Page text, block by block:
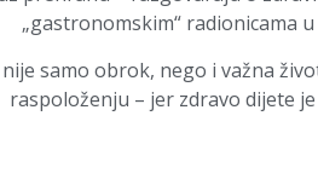
„gastronomskim“ radionicama
samo obrok, nego i važna
raspoloženju – jer zdravo dijete